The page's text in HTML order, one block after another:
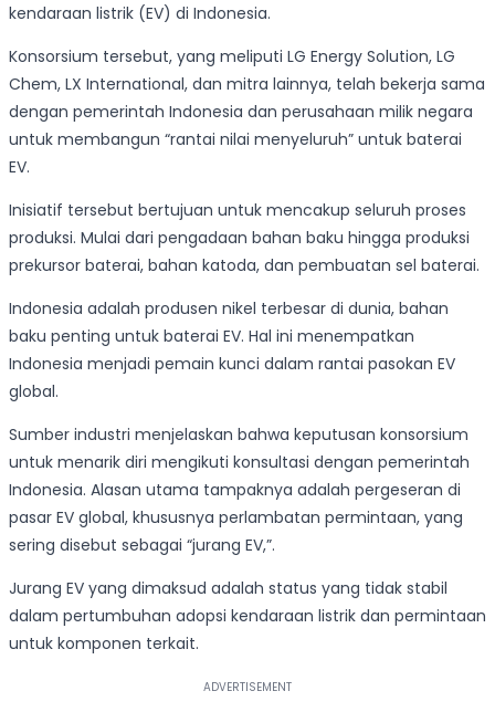
kendaraan listrik (EV) di Indonesia.
Konsorsium tersebut, yang meliputi LG Energy Solution, LG
Chem, LX International, dan mitra lainnya, telah bekerja sama
dengan pemerintah Indonesia dan perusahaan milik negara
untuk membangun “rantai nilai menyeluruh” untuk baterai
EV.
Inisiatif tersebut bertujuan untuk mencakup seluruh proses
produksi. Mulai dari pengadaan bahan baku hingga produksi
prekursor baterai, bahan katoda, dan pembuatan sel baterai.
Indonesia adalah produsen nikel terbesar di dunia, bahan
baku penting untuk baterai EV. Hal ini menempatkan
Indonesia menjadi pemain kunci dalam rantai pasokan EV
global.
Sumber industri menjelaskan bahwa keputusan konsorsium
untuk menarik diri mengikuti konsultasi dengan pemerintah
Indonesia. Alasan utama tampaknya adalah pergeseran di
pasar EV global, khususnya perlambatan permintaan, yang
sering disebut sebagai “jurang EV,”.
Jurang EV yang dimaksud adalah status yang tidak stabil
dalam pertumbuhan adopsi kendaraan listrik dan permintaan
untuk komponen terkait.